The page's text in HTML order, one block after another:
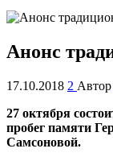
Анонс
17.10.2018 2 Автор
27 октября
пробег памяти
Самсоновой.